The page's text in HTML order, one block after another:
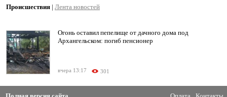
Происшествия | Лента новостей
Огонь оставил пепелище от дачного дома под
Архангельском: погиб пенсионер
вчера 13:17 301